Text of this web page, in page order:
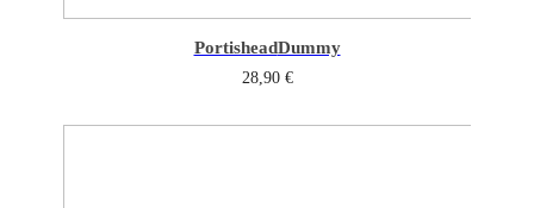
PortisheadDummy
28,90 €